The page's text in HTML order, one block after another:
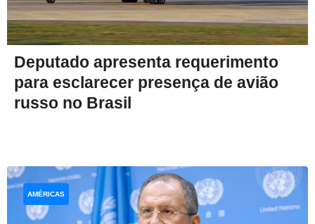
Deputado apresenta requerimento
para esclarecer presença de avião
russo no Brasil
AMÉRICAS